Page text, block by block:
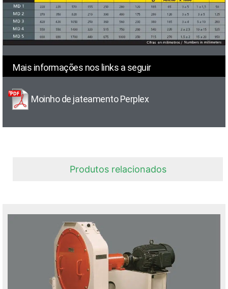
Mais informações nos links a seguir
Moinho de jateamento Perplex
Produtos relacionados